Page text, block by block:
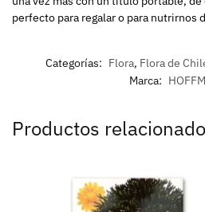
perfecto para regalar o para nutrirnos
Categorías: Flora, Flora de
Marca:
Productos